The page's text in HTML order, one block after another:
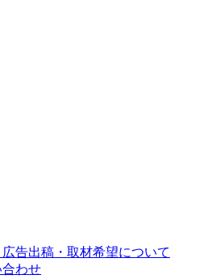
告出稿・取材希望について
わせ